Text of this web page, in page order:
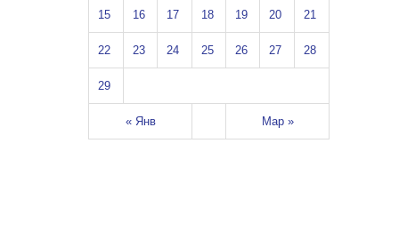
« Янв Мар »
15 16 17 18 19 20 21
22 23 24 25 26 27 28
29